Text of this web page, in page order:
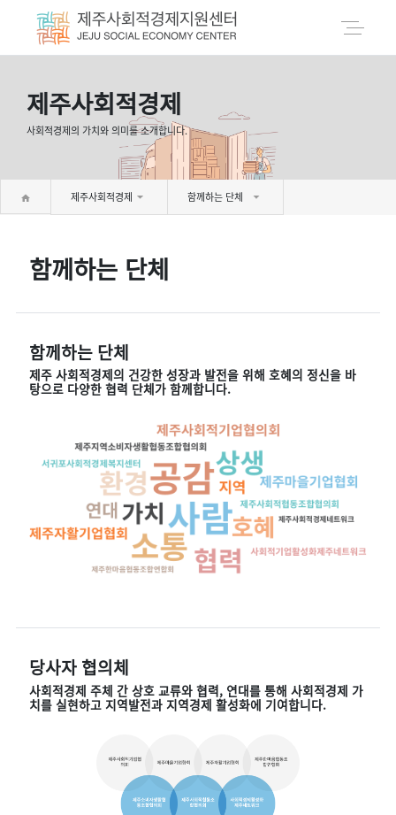
제주사회적경제
사회적경제의 가치와 의미를 소개합니다.
제주사회적경제 함께하는 단체
함께하는 단체
함께하는 단체
제주 사회적경제의 건강한 성장과 발전을 위해 호혜의 정신을 바
탕으로 다양한 협력 단체가 함께합니다.
당사자 협의체
사회적경제 주체 간 상호 교류와 협력, 연대를 통해 사회적경제 가
치를 실현하고 지역발전과 지역경제 활성화에 기여합니다.